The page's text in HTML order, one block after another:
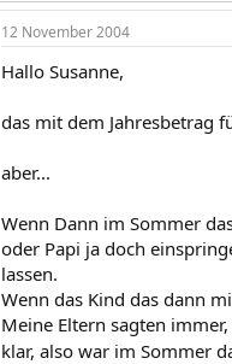
12 November 2004
Hallo Susanne,
das mit dem Jahresbetrag
aber...
Wenn Dann im Sommer
oder Papi ja doch
lassen.
Wenn das Kind das dann
Meine Eltern sagten
klar, also war im Sommer